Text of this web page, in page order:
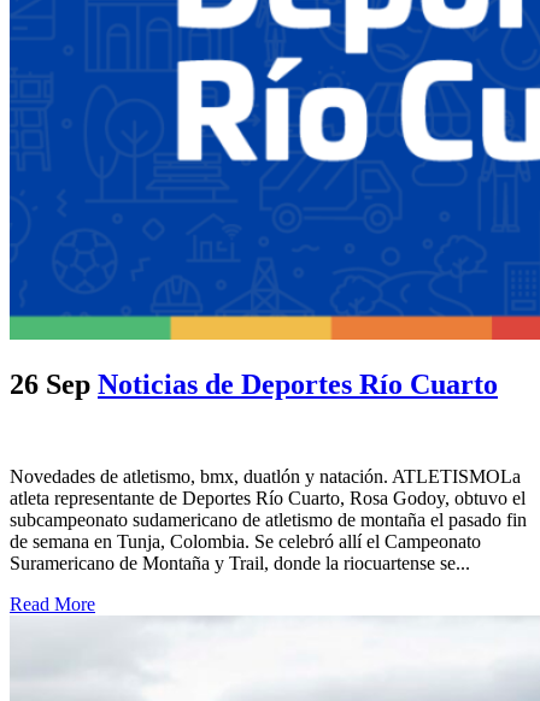
26 Sep Noticias de Deportes Río Cuarto
Novedades de atletismo, bmx, duatlón y natación. ATLETISMOLa
atleta representante de Deportes Río Cuarto, Rosa Godoy, obtuvo el
subcampeonato sudamericano de atletismo de montaña el pasado fin
de semana en Tunja, Colombia. Se celebró allí el Campeonato
Suramericano de Montaña y Trail, donde la riocuartense se...
Read More